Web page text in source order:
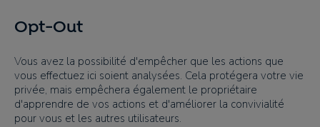
Opt-Out
Vous avez la possibilité d'empêcher que les actions que
vous effectuez ici soient analysées. Cela protégera votre vie
privée, mais empêchera également le propriétaire
d'apprendre de vos actions et d'améliorer la convivialité
pour vous et les autres utilisateurs.